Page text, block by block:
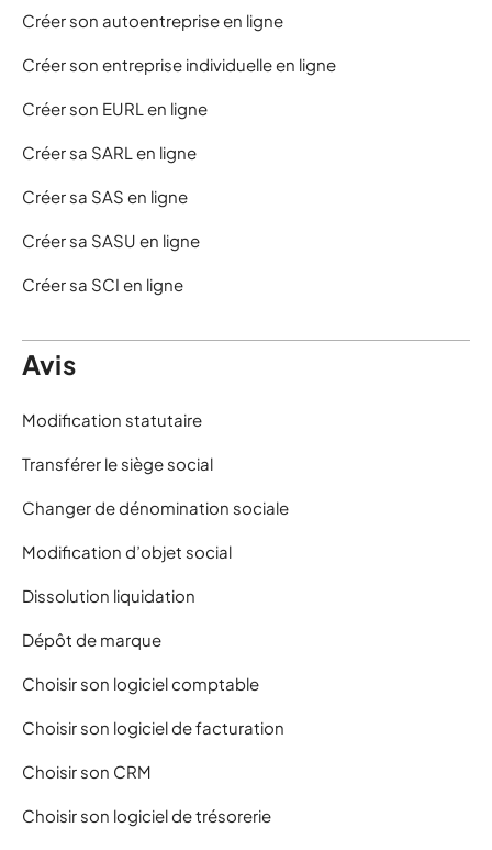
Créer son autoentreprise en ligne
Créer son entreprise individuelle en ligne
Créer son EURL en ligne
Créer sa SARL en ligne
Créer sa SAS en ligne
Créer sa SASU en ligne
Créer sa SCI en ligne
Avis
Modification statutaire
Transférer le siège social
Changer de dénomination sociale
Modification d’objet social
Dissolution liquidation
Dépôt de marque
Choisir son logiciel comptable
Choisir son logiciel de facturation
Choisir son CRM
Choisir son logiciel de trésorerie